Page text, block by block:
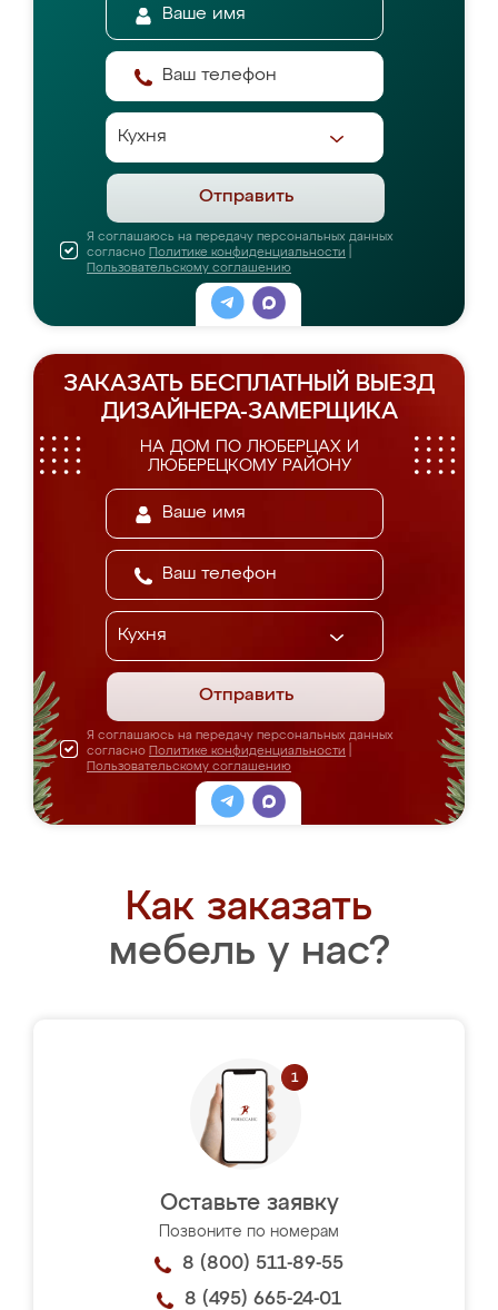
Отправить
Я соглашаюсь на передачу персональных данных
согласно Политике конфиденциальности
Пользовательскому соглашению
ЗАКАЗАТЬ БЕСПЛАТНЫЙ ВЫЕЗД
ДИЗАЙНЕРА-ЗАМЕРЩИКА
НА ДОМ ПО ЛЮБЕРЦАХ И
ЛЮБЕРЕЦКОМУ РАЙОНУ
Отправить
Я соглашаюсь на передачу персональных данных
согласно Политике конфиденциальности
Пользовательскому соглашению
Как заказать
мебель у нас?
Оставьте заявку
Позвоните по номерам
8 (800) 511-89-55
8 (495) 665-24-01